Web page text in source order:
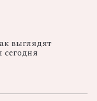
выглядят
сегодня